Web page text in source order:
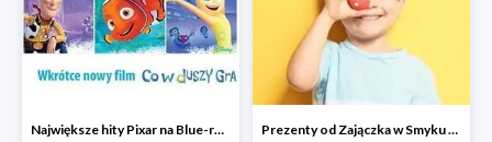
Największe hity Pixar na Blue-rey i DVD w Smyku - drugi film -50% Prezenty od Zajączka w Smyku do -50%